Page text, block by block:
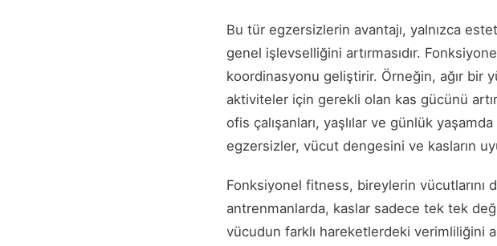
Bu tür egzersizlerin avantajı, yalnızca
genel işlevselliğini artırmasıdır.
koordinasyonu geliştirir. Örneğin, ağır bir
aktiviteler için gerekli olan kas gücünü
ofis çalışanları, yaşlılar ve günlük
egzersizler, vücut dengesini ve kasların
Fonksiyonel fitness, bireylerin vücutlarını
antrenmanlarda, kaslar sadece tek tek
vücudun farklı hareketlerdeki verimliliğini